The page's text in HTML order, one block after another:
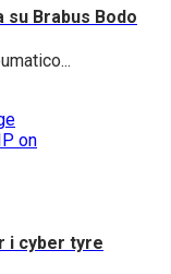
su Brabus Bodo
i cyber tyre